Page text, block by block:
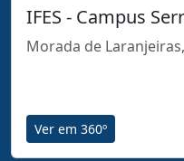
IFES ‐ Campus
Morada de
Ver em 360º